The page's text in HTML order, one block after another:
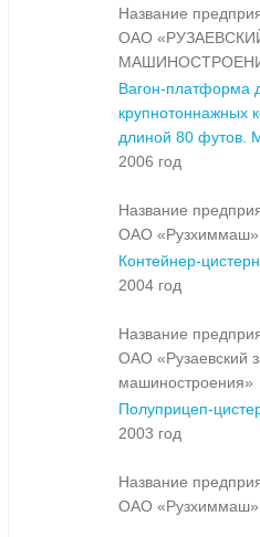
Название
ОАО
Вагон-платформа
крупнотоннажных
длиной 80 футов.
2006 год
Название
ОАО «Рузхиммаш»
Контейнер-
2004 год
Название
ОАО «Рузаевский
машиностроения»
Полуприцеп-
2003 год
Название
ОАО «Рузхиммаш»